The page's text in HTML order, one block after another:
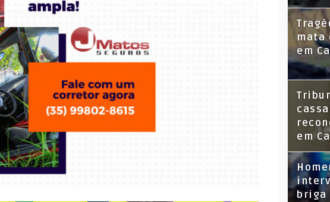
mata
em
em
briga